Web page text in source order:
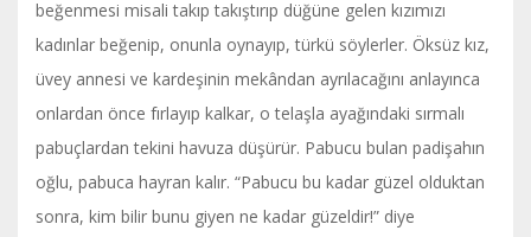
beğenmesi misali takıp takıştırıp düğüne gelen kızımızı
kadınlar beğenip, onunla oynayıp, türkü söylerler. Öksüz kız,
üvey annesi ve kardeşinin mekândan ayrılacağını anlayınca
onlardan önce fırlayıp kalkar, o telaşla ayağındaki sırmalı
pabuçlardan tekini havuza düşürür. Pabucu bulan padişahın
oğlu, pabuca hayran kalır. “Pabucu bu kadar güzel olduktan
sonra, kim bilir bunu giyen ne kadar güzeldir!” diye